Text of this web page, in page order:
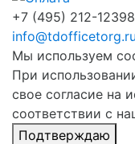
+7 (495) 212-1239
info@tdofficetorg.ru
Мы используем
При
свое согласие на
соответствии с
Подтверждаю